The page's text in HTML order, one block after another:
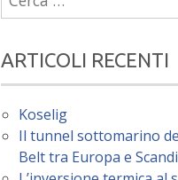
per:
ARTICOLI RECENTI
Koselig
Il tunnel sottomarino
Belt tra Europa e